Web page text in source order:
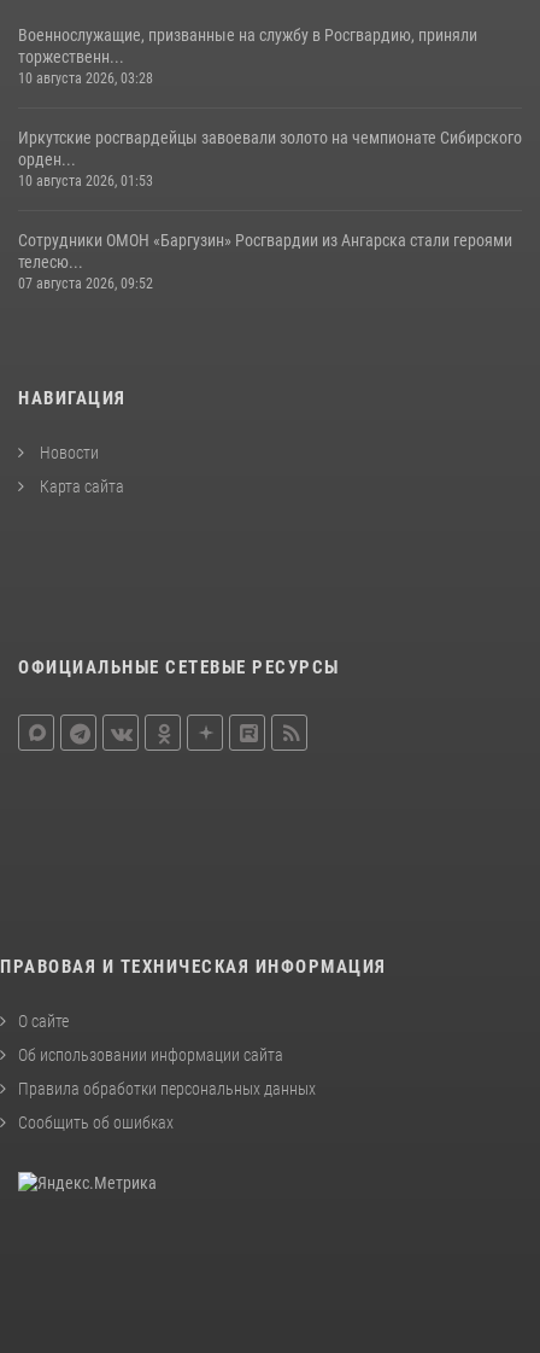
Военнослужащие, призванные на службу в Росгвардию, приняли
торжественн...
10 августа 2026, 03:28
Иркутские росгвардейцы завоевали золото на чемпионате Сибирского
орден...
10 августа 2026, 01:53
Сотрудники ОМОН «Баргузин» Росгвардии из Ангарска стали героями
телесю...
07 августа 2026, 09:52
НАВИГАЦИЯ
Новости
Карта сайта
ОФИЦИАЛЬНЫЕ СЕТЕВЫЕ РЕСУРСЫ
ПРАВОВАЯ И ТЕХНИЧЕСКАЯ ИНФОРМАЦИЯ
О сайте
Об использовании информации сайта
Правила обработки персональных данных
Сообщить об ошибках